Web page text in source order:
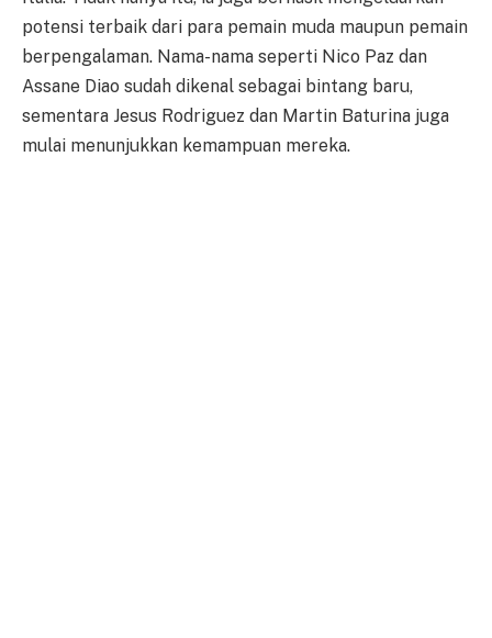
potensi terbaik dari para pemain muda maupun pemain
berpengalaman. Nama-nama seperti Nico Paz dan
Assane Diao sudah dikenal sebagai bintang baru,
sementara Jesus Rodriguez dan Martin Baturina juga
mulai menunjukkan kemampuan mereka.